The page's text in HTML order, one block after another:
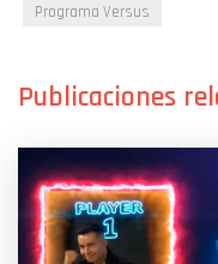
Programa Versus